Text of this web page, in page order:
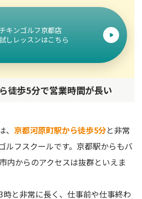
チキンゴルフ京都店
しレッスンはこちら
徒歩5分で営業時間が長い
京都河原町駅から徒歩5分と非常
ルフスクールです。京都駅からもバ
内からのアクセスは抜群といえま
と非常に長く、仕事前や仕事終わ